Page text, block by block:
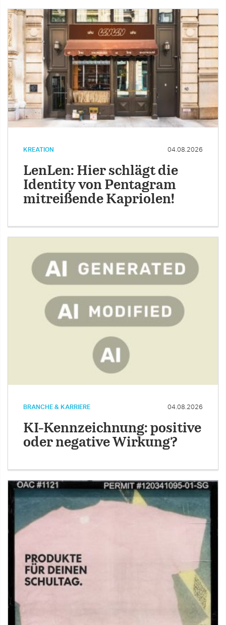
KREATION 04.08.2026
LenLen: Hier schlägt die
Identity von Pentagram
mitreißende Kapriolen!
BRANCHE & KARRIERE 04.08.2026
KI-Kennzeichnung: positive
oder negative Wirkung?